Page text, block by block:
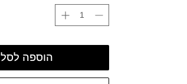
הוספה לסל